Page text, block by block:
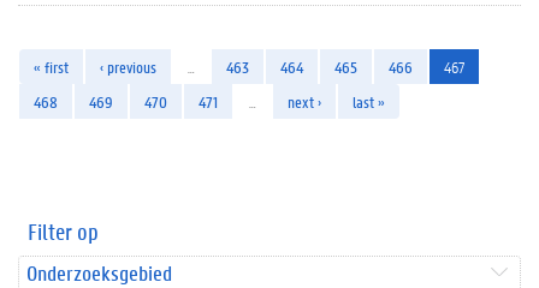
« first ‹ previous 463 464 465 466
467
468
469 470 471 next › last »
Filter op
Onderzoeksgebied